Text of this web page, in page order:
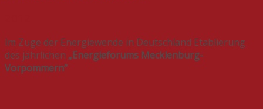
Im Zuge der Energiewende in Deutschland Etablierung
des jährlichen „Energieforums Mecklenburg-
Vorpommern“